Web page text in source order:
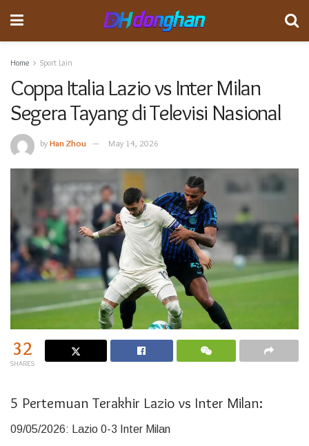
Home Sport Lain
Coppa Italia Lazio vs Inter Milan
Segera Tayang di Televisi Nasional
byHan Zhou May 14, 2026
32
SHARES
5 Pertemuan Terakhir Lazio vs Inter Milan:
09/05/2026: Lazio 0-3 Inter Milan